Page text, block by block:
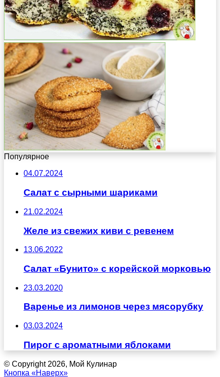
Популярное
04.07.2024
Салат с сырными шариками
21.02.2024
Желе из свежих киви с ревенем
13.06.2022
Салат «Бунито» с корейской морковью
23.03.2020
Варенье из лимонов через мясорубку
03.03.2024
Пирог с ароматными яблоками
© Copyright 2026, Мой Кулинар
Кнопка «Наверх»